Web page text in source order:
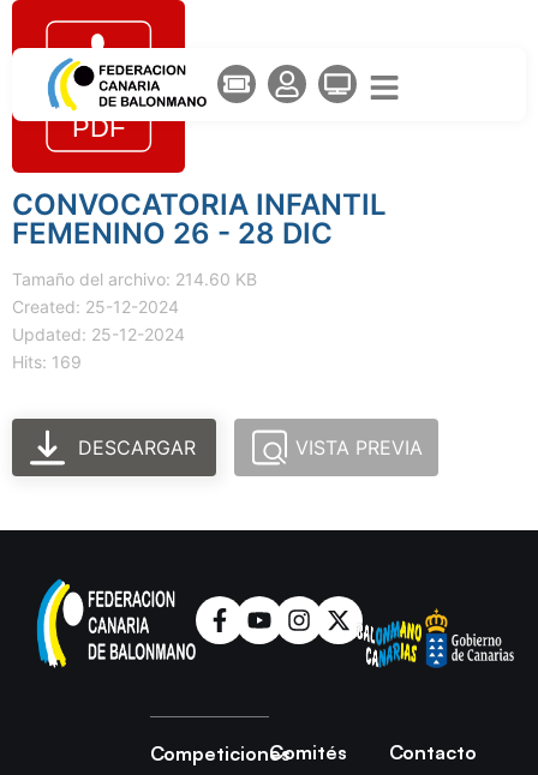
CONVOCATORIA INFANTIL
FEMENINO 26 - 28 DIC
Tamaño del archivo: 214.60 KB
Created: 25-12-2024
Updated: 25-12-2024
Hits: 169
DESCARGAR VISTA PREVIA
CompeticionesComités
Contacto